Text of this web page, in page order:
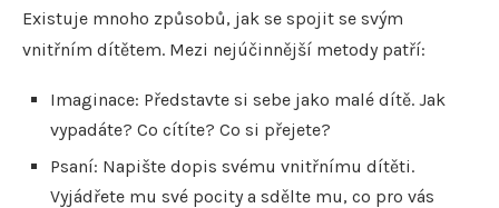
Existuje mnoho způsobů, jak se spojit se svým
vnitřním dítětem. Mezi nejúčinnější metody patří:
Imaginace: Představte si sebe jako malé dítě. Jak
vypadáte? Co cítíte? Co si přejete?
Psaní: Napište dopis svému vnitřnímu dítěti.
Vyjádřete mu své pocity a sdělte mu, co pro vás